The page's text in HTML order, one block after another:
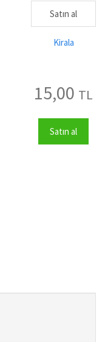
Satın al
Kirala
15,00 TL
Satın al